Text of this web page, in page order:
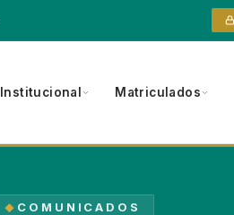
Institucional Matriculados
COMUNICADOS